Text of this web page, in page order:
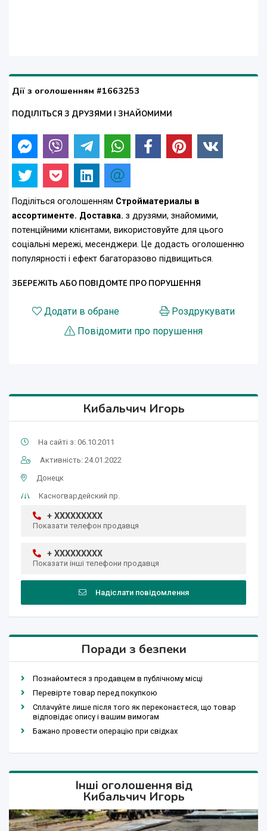
Дії з оголошенням #1663253
ПОДІЛІТЬСЯ З ДРУЗЯМИ І ЗНАЙОМИМИ
Поділіться оголошенням Стройматериалы в
ассортименте. Доставка. з друзями, знайомими,
потенційними клієнтами, використовуйте для цього
соціальні мережі, месенджери. Це додасть оголошенню
популярності і ефект багаторазово підвищиться.
ЗБЕРЕЖІТЬ АБО ПОВІДОМТЕ ПРО ПОРУШЕННЯ
Додати в обране
Роздрукувати
Повідомити про порушення
Кибальчич Игорь
На сайті з: 06.10.2011
Активність: 24.01.2022
Донецк
Касногвардейский пр.
+ XXXXXXXXX
Показати телефон продавця
+ XXXXXXXXX
Показати інші телефони продавця
Надіслати повідомлення
Поради з безпеки
Познайомтеся з продавцем в публічному місці
Перевірте товар перед покупкою
Сплачуйте лише після того як переконаєтеся, що товар
відповідає опису і вашим вимогам
Бажано провести операцію при свідках
Інші оголошення від
Кибальчич Игорь